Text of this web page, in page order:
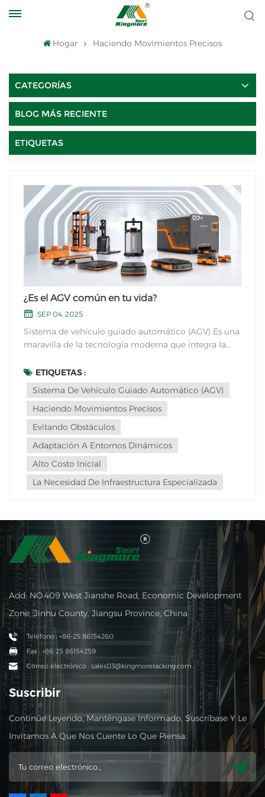
Hogar Haciendo Movimientos Precisos
CATEGORÍAS
BLOG MÁS RECIENTE
ETIQUETAS
¿Es el AGV común en tu vida?
SEP 04, 2025
Sistema de vehículo guiado automático (AGV) Es una
maravilla de la tecnología moderna que integra la
Este sofisticado sistema utiliza tecnología de
vanguardia para transportar eficientemente
mercancías y materiales en diversas industrias, sin ne...
ETIQUETAS :
Sistema De Vehículo Guiado Automático (AGV)
Haciendo Movimientos Precisos
Evitando Obstáculos
Adaptación A Entornos Dinámicos
Alto Costo Inicial
La Necesidad De Infraestructura Especializada
Add: NO.409 West Jianshe Road, Economic Development
Zone, Jinhu County, Jiangsu Province, China
Teléfono : +86-25 86154260
Fax : +86-25 86154259
Correo electrónico : sales03@kingmoreracking.com
Suscribir
Continúe Leyendo, Manténgase Informado, Suscríbase Y Le
Invitamos A Que Nos Cuente Lo Que Piensa.